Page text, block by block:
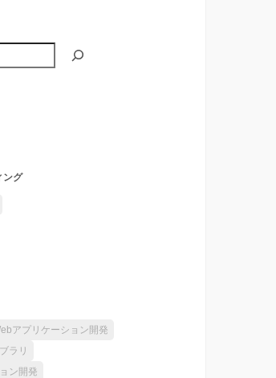
ング
アプリケーション開発
ラリ
ン開発